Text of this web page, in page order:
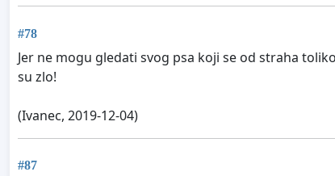
#78
Jer ne mogu gledati svog psa koji se od straha
su zlo!
(Ivanec, 2019-12-04)
#87